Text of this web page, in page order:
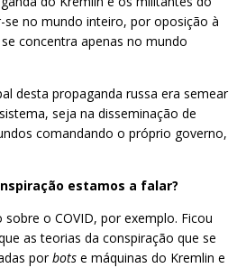
no mundo inteiro, por oposição à
concentra apenas no mundo
desta propaganda russa era semear
seja na disseminação de
comandando o próprio governo,
estamos a falar?
sobre o COVID, por exemplo. Ficou
as teorias da conspiração que se
porbots e máquinas do Kremlin e